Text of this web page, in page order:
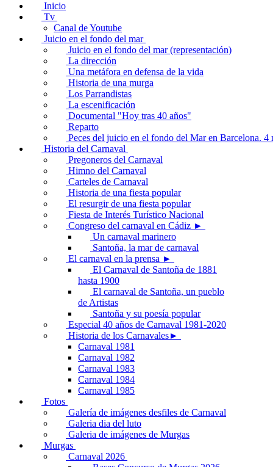
Inicio
Tv
Canal de Youtube
Juicio en el fondo del mar
Juicio en el fondo del mar (representación)
La dirección
Una metáfora en defensa de la vida
Historia de una murga
Los Parrandistas
La escenificación
Documental "Hoy tras 40 años"
Reparto
Peces del juicio en el fondo del Mar en Barcelona. 4
Historia del Carnaval
Pregoneros del Carnaval
Himno del Carnaval
Carteles de Carnaval
Historia de una fiesta popular
El resurgir de una fiesta popular
Fiesta de Interés Turístico Nacional
Congreso del carnaval en Cádiz ►
Un carnaval marinero
Santoña, la mar de carnaval
El carnaval en la prensa ►
El Carnaval de Santoña de 1881
hasta 1900
El carnaval de Santoña, un pueblo
de Artistas
Santoña y su poesía popular
Especial 40 años de Carnaval 1981-2020
Historia de los Carnavales►
Carnaval 1981
Carnaval 1982
Carnaval 1983
Carnaval 1984
Carnaval 1985
Fotos
Galería de imágenes desfiles de Carnaval
Galeria dia del luto
Galeria de imágenes de Murgas
Murgas
Carnaval 2026